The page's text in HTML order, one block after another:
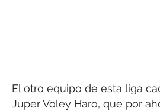
El otro equipo de esta liga
Juper Voley Haro, que por